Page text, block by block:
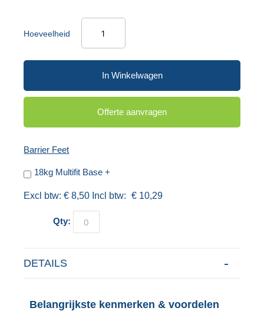
Hoeveelheid
In Winkelwagen
Offerte aanvragen
Barrier Feet
18kg Multifit Base +
€ 8,50 € 10,29
Qty:
DETAILS
Belangrijkste kenmerken & voordelen